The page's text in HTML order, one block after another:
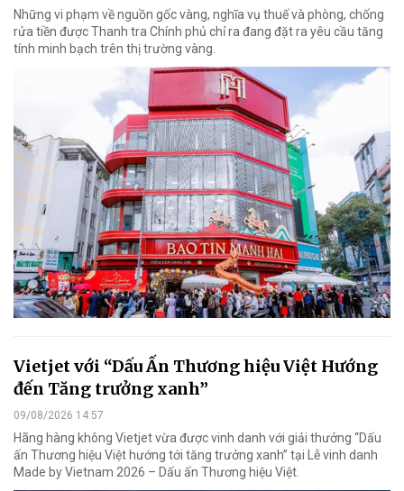
Những vi phạm về nguồn gốc vàng, nghĩa vụ thuế và phòng, chống
rửa tiền được Thanh tra Chính phủ chỉ ra đang đặt ra yêu cầu tăng
tính minh bạch trên thị trường vàng.
Vietjet với “Dấu Ấn Thương hiệu Việt Hướng
đến Tăng trưởng xanh”
09/08/2026 14:57
Hãng hàng không Vietjet vừa được vinh danh với giải thưởng “Dấu
ấn Thương hiệu Việt hướng tới tăng trưởng xanh” tại Lễ vinh danh
Made by Vietnam 2026 – Dấu ấn Thương hiệu Việt.